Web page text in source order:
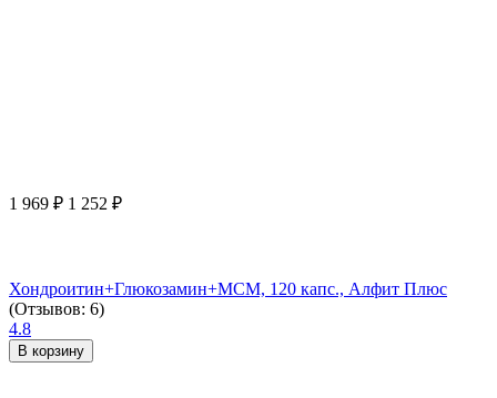
1 969 ₽ 1 252 ₽
Хондроитин+Глюкозамин+МСМ, 120 капс., Алфит Плюс
(Отзывов: 6)
4.8
В корзину